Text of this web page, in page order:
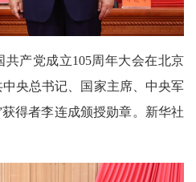
共产党成立105周年大会在北京
央总书记、国家主席、中央军
得者李连成颁授勋章。新华社